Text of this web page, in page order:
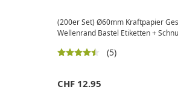
(200er Set) Ø60mm Kraftpapier
Wellenrand Bastel Etiketten +
(5)
CHF 12.95